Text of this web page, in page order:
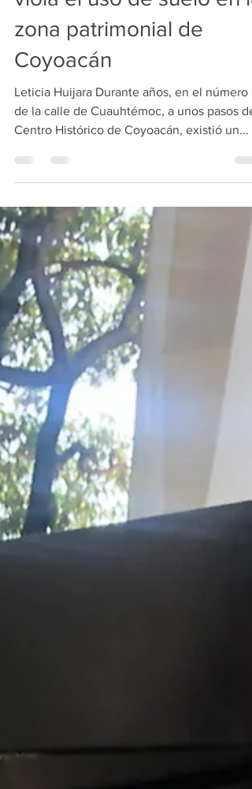
Cuauhtémoc 68. Un
nuevo centro comercial,
viola el uso de suelo en la
zona patrimonial de
Coyoacán
Centro Histórico de Coyoacán, existió un...